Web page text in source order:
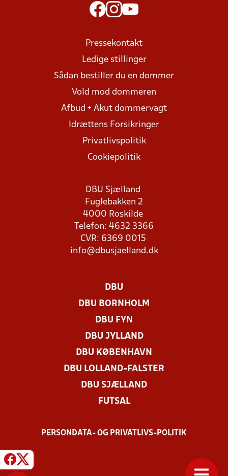
Pressekontakt
Ledige stillinger
Sådan bestiller du en dommer
Vold mod dommeren
Afbud + Akut dommervagt
Idrættens Forsikringer
Privatlivspolitik
Cookiepolitik
DBU Sjælland
Fuglebakken 2
4000 Roskilde
Telefon: 4632 3366
CVR: 6369 0015
info@dbusjaelland.dk
DBU
DBU BORNHOLM
DBU FYN
DBU JYLLAND
DBU KØBENHAVN
DBU LOLLAND-FALSTER
DBU SJÆLLAND
FUTSAL
PERSONDATA- OG PRIVATLIVS-POLITIK